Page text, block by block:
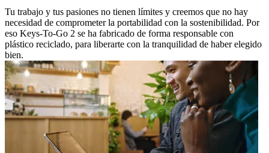
Tu trabajo y tus pasiones no tienen límites y creemos que no hay
necesidad de comprometer la portabilidad con la sostenibilidad. Por
eso Keys-To-Go 2 se ha fabricado de forma responsable con
plástico reciclado, para liberarte con la tranquilidad de haber elegido
bien.